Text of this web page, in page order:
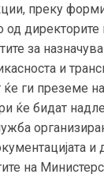
преку
од
за
и
ќе ги преземе
ќе бидат
и
на